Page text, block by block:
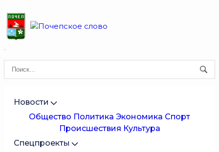
Новости
Общество Политика Экономика Спорт
Происшествия Культура
Спецпроекты